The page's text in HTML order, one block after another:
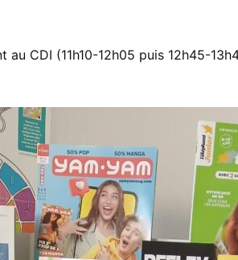
au CDI (11h10-12h05 puis 12h45-